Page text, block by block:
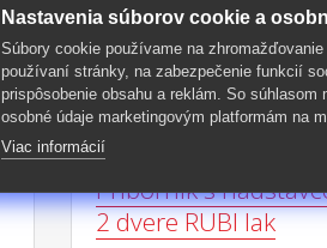
Príborník s
2 dvere RUBI lak
Nastavenia súborov cookie a
Súbory cookie používame na
používaní stránky, na zabezpečenie funkcií
prispôsobenie obsahu a reklám. So
osobné údaje marketingovým platformám na
Viac informácií